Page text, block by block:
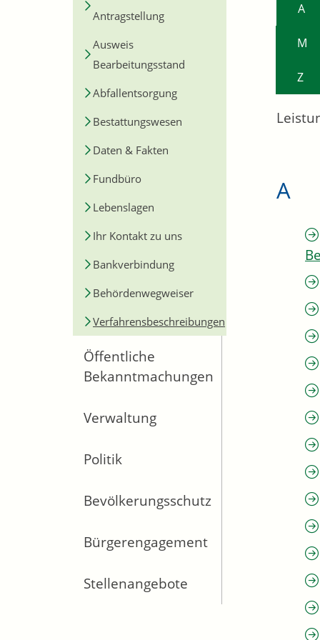
Antragstellung
Ausweis
Bearbeitungsstand
Abfallentsorgung
Bestattungswesen
Daten & Fakten
Fundbüro
Lebenslagen
Ihr Kontakt zu uns
Bankverbindung
Behördenwegweiser
Verfahrensbeschreibungen
Öffentliche
Bekanntmachungen
Verwaltung
Politik
Bevölkerungsschutz
Bürgerengagement
Stellenangebote
A
M
Z
A